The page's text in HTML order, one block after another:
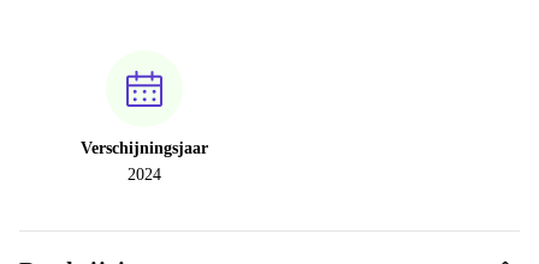
Verschijningsjaar
2024